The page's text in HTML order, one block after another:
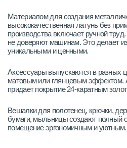
Материалом для создания
высококачественная латунь без
производства включает ручной
не доверяют машинам. Это делает
уникальными и ценными.
Аксессуары выпускаются в разных
матовым или глянцевым эффектом.
придает покрытие 24-каратным
Вешалки для полотенец, крючки,
бумаги, мыльницы создают полный
помещение эргономичным и уютным.